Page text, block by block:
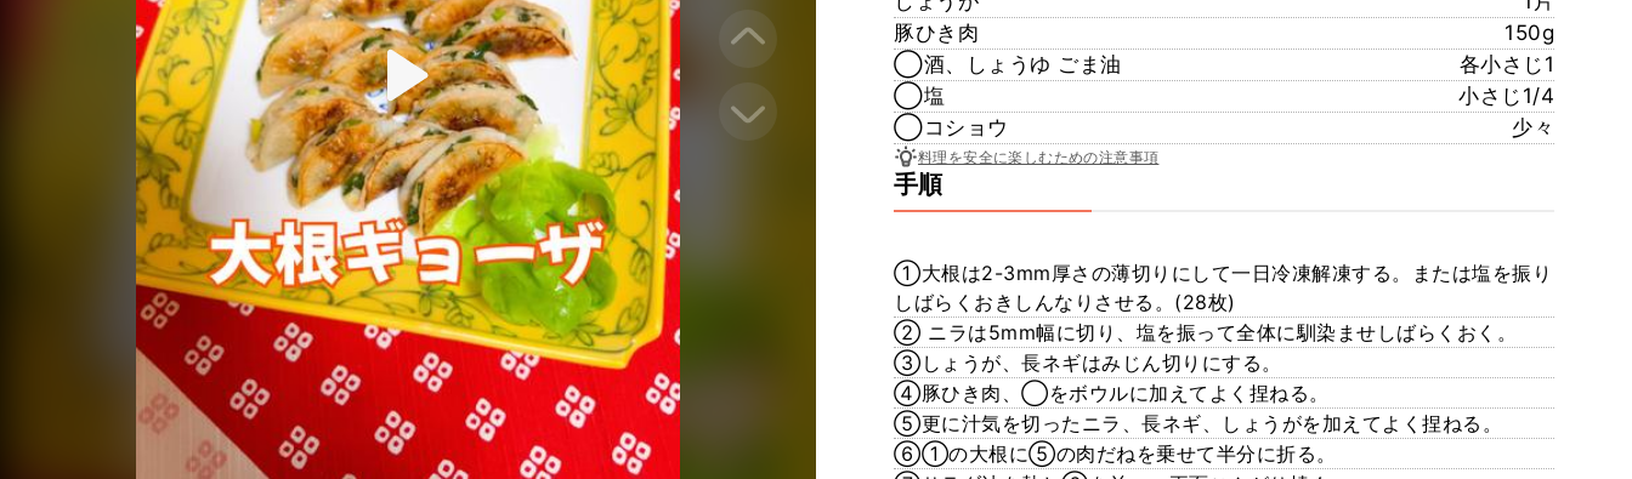
豚ひき肉
150g
◯酒、しょうゆ ごま油
各小さじ1
◯塩
小さじ1/4
◯コショウ
少々
料理を安全に楽しむための注意事項
手順
①大根は2-3mm厚さの薄切りにして一日冷凍解凍する。または塩を振り
しばらくおきしんなりさせる。(28枚)
② ニラは5mm幅に切り、塩を振って全体に馴染ませしばらくおく。
③しょうが、長ネギはみじん切りにする。
④豚ひき肉、◯をボウルに加えてよく捏ねる。
⑤更に汁気を切ったニラ、長ネギ、しょうがを加えてよく捏ねる。
⑥①の大根に⑤の肉だねを乗せて半分に折る。